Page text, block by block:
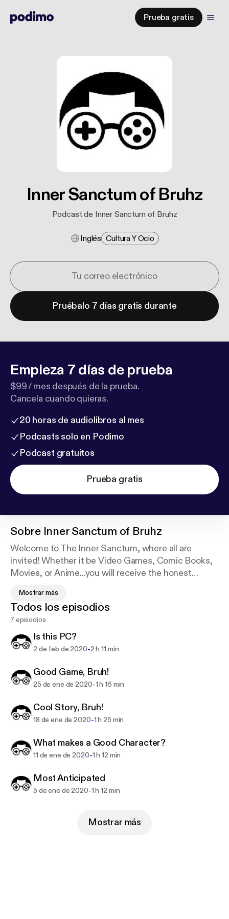
Prueba gratis
Inner Sanctum of Bruhz
Podcast de Inner Sanctum of Bruhz
Inglés Cultura Y Ocio
Pruébalo 7 días gratis durante
Empieza 7 días de prueba
$99 / mes después de la prueba.
Cancela cuando quieras.
20 horas de audiolibros al mes
Podcasts solo en Podimo
Podcast gratuitos
Prueba gratis
Sobre Inner Sanctum of Bruhz
Welcome to The Inner Sanctum, where all are
invited! Whether it be Video Games, Comic Books,
Movies, or Anime...you will receive the honest
mind all the topics are vulnerable to the
constructive criticism of our inner sanctum. You
have been warned.
Mostrar más
Todos los episodios
7 episodios
Is this PC?
2 de feb de 2020-2 h 11 min
Good Game, Bruh!
25 de ene de 2020-1 h 16 min
Cool Story, Bruh!
18 de ene de 2020-1 h 25 min
What makes a Good Character?
11 de ene de 2020-1 h 12 min
Most Anticipated
5 de ene de 2020-1 h 12 min
Mostrar más